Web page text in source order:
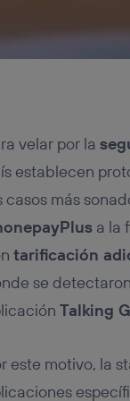
velar por la
establecen
casos más
a la
tarificación
se
Talking
este motivo, la